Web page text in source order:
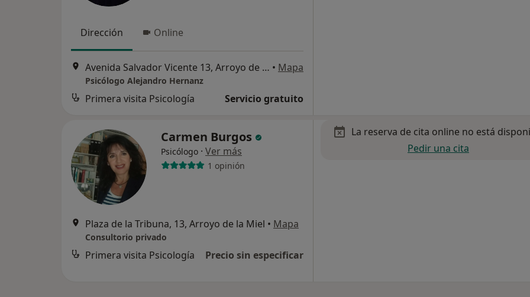
Dirección Online
Avenida Salvador Vicente 13, Arroyo de la Miel • Mapa
Psicólogo Alejandro Hernanz
Primera visita Psicología Servicio gratuito
Carmen Burgos
Psicólogo · Ver más
1 opinión
Plaza de la Tribuna, 13, Arroyo de la Miel • Mapa
Consultorio privado
Primera visita Psicología Precio sin especificar
La reserva de cita online no está
Pedir una cita